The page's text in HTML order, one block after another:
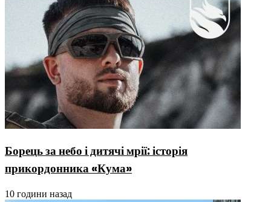
Борець за небо і дитячі мрії: історія
прикордонника «Кума»
10 години назад